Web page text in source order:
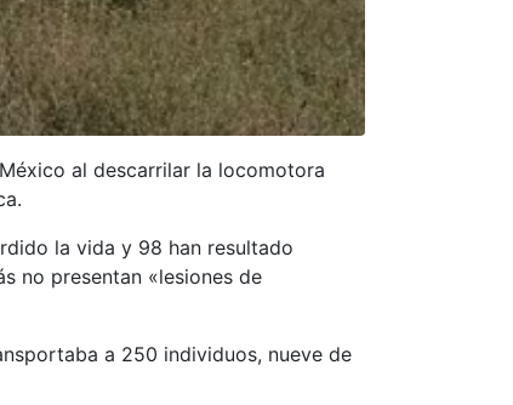
al descarrilar la locomotora
la vida y 98 han resultado
no presentan «lesiones de
a 250 individuos, nueve de